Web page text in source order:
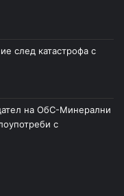
след катастрофа с
на ОбС-Минерални
с